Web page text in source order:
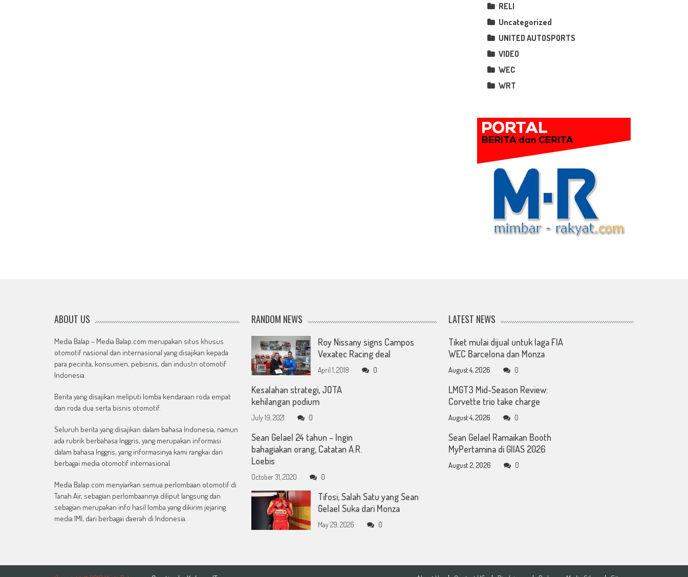
RELI
Uncategorized
UNITED AUTOSPORTS
VIDEO
WEC
WRT
ABOUT US
Media Balap – Media Balap.com merupakan situs khusus
otomotif nasional dan internasional yang disajikan kepada
para pecinta, konsumen, pebisnis, dan industri otomotif
Indonesia.
Berita yang disajikan meliputi lomba kendaraan roda empat
dan roda dua serta bisnis otomotif.
Seluruh berita yang disajikan dalam bahasa Indonesia, namun
ada rubrik berbahasa Inggris, yang merupakan informasi
dalam bahasa Inggris, yang informasinya kami rangkai dari
berbagai media otomotif internasional.
Media Balap.com menyiarkan semua perlombaan otomotif di
Tanah Air, sebagian perlombaannya diliput langsung dan
sebagian merupakan info hasil lomba yang dikirim jejaring
media IMI, dari berbagai daerah di Indonesia.
RANDOM NEWS
Roy Nissany signs Campos
Vexatec Racing deal
April 1, 2018 0
Kesalahan strategi, JOTA
kehilangan podium
July 19, 2021 0
Sean Gelael 24 tahun – Ingin
bahagiakan orang, Catatan A.R.
Loebis
October 31, 2020 0
Tifosi, Salah Satu yang Sean
Gelael Suka dari Monza
May 29, 2026 0
LATEST NEWS
Tiket mulai dijual untuk laga FIA
WEC Barcelona dan Monza
August 4, 2026 0
LMGT3 Mid-Season Review:
Corvette trio take charge
August 4, 2026 0
Sean Gelael Ramaikan Booth
MyPertamina di GIIAS 2026
August 2, 2026 0